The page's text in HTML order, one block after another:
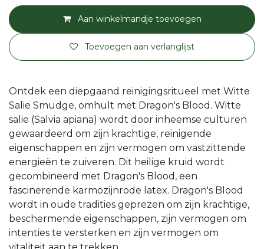
Aan winkelmandje toevoegen
Toevoegen aan verlanglijst
Ontdek een diepgaand reinigingsritueel met Witte
Salie Smudge, omhult met Dragon's Blood. Witte
salie (Salvia apiana) wordt door inheemse culturen
gewaardeerd om zijn krachtige, reinigende
eigenschappen en zijn vermogen om vastzittende
energieën te zuiveren. Dit heilige kruid wordt
gecombineerd met Dragon's Blood, een
fascinerende karmozijnrode latex. Dragon's Blood
wordt in oude tradities geprezen om zijn krachtige,
beschermende eigenschappen, zijn vermogen om
intenties te versterken en zijn vermogen om